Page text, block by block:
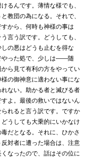
るんです。薄情な様でも、
教団の為になる。それで、
から、何時も神様の事は
言う訳です。どうしても、
の悪はどうも止むを得な
やった処で、少しは――随
ら見て有利の方をやってい
の御神意に適わない事にな
ない。助かる者と滅びる者
よ。最後の救いではないん
られると言う訳です。ですか
うしても大乗的にいかなけ
だとなる。それに、ひかさ
対者に遭った場合は、注意
なったので、話はその位に